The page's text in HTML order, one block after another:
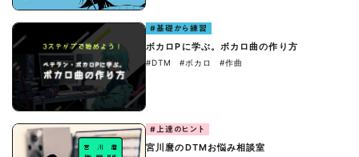
#基礎から練習
ボカロPに学ぶ。ボカロ曲の作り方
#DTM #ボカロ #作曲
#上達のヒント
宮川麿のDTMお悩み相談室